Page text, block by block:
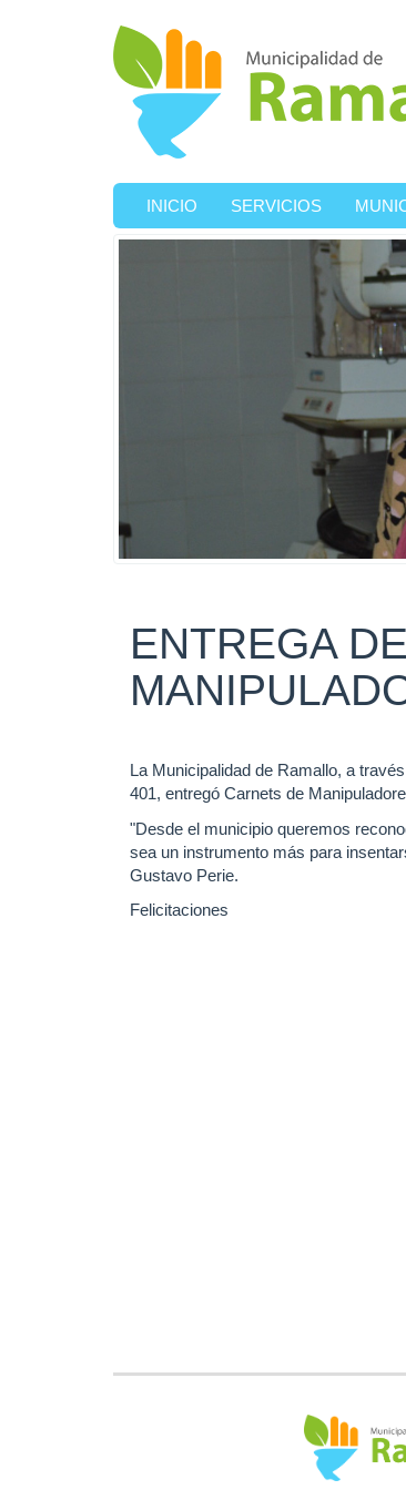
INICIO SERVICIOS
ENTREGA
La Municipalidad de Ramallo, a
401, entregó Carnets de
"Desde el municipio queremos
sea un instrumento más para
Gustavo Perie.
Felicitaciones